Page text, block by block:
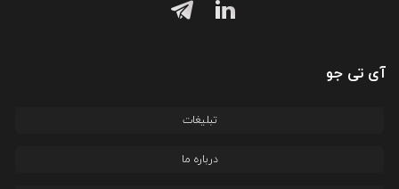
آی تی جو
تبلیغات
درباره ما